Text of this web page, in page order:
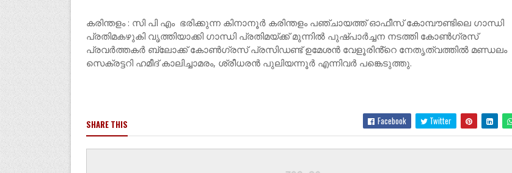
കരിന്തളം : സി പി എം ഭരിക്കുന്ന കിനാനൂർ കരിന്തളം പഞ്ചായത്ത് ഓഫീസ് കോമ്പൗണ്ടിലെ ഗാന്ധി
പ്രതിമകഴുകി വൃത്തിയാക്കി ഗാന്ധി പ്രതിമയ്ക്ക് മുന്നിൽ പുഷ്പാർച്ചന നടത്തി കോൺഗ്രസ്
പ്രവർത്തകർ ബ്ലോക്ക് കോൺഗ്രസ് പ്രസിഡണ്ട് ഉമേശൻ വേളൂരിൻ്റെ നേതൃത്വത്തിൽ മണ്ഡലം
സെക്രട്ടറി ഹമീദ് കാലിച്ചാമരം, ശ്രീധരൻ പുലിയന്നൂർ എന്നിവർ പങ്കെടുത്തു.
SHARE THIS Facebook Twitter